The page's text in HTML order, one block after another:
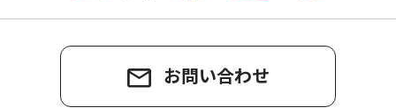
お問い合わせ